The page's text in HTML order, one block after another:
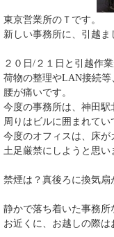
東京営業所のＴです。
新しい事務所に、引越ま
２０日/２１日と引越作
荷物の整理やLAN接続等
腰が痛いです。
今度の事務所は、神田
周りはビルに囲まれてい
今度のオフィスは、床
土足厳禁にしようと思い
禁煙は？真後ろに換気扇
静かで落ち着いた事務所
お近くに、お越しの際は